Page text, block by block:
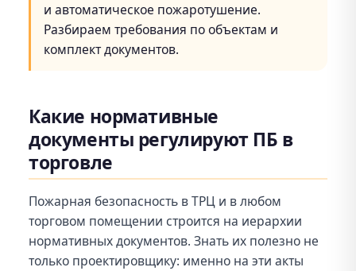
и автоматическое пожаротушение.
Разбираем требования по объектам и
комплект документов.
Какие нормативные
документы регулируют ПБ в
торговле
Пожарная безопасность в ТРЦ и в любом
торговом помещении строится на иерархии
нормативных документов. Знать их полезно не
только проектировщику: именно на эти акты